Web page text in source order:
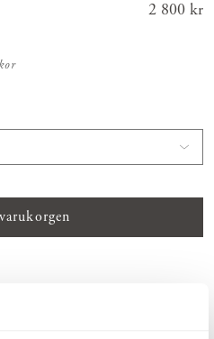
Pris:
2 800 kr
För montering i badrum -